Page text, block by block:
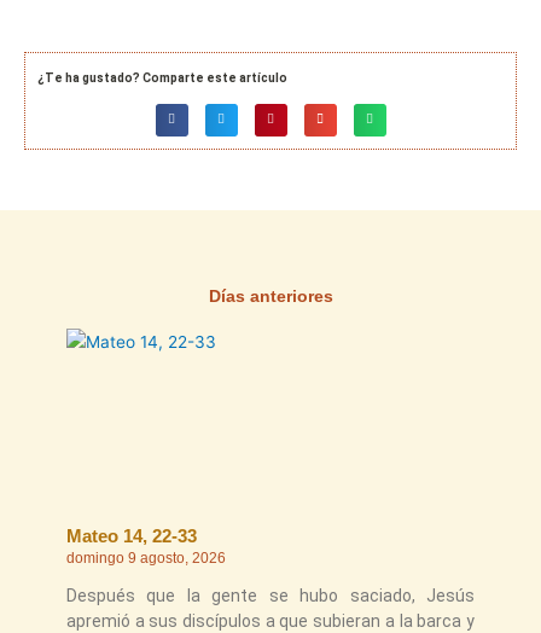
¿Te ha gustado? Comparte este artículo
Días anteriores
Mateo 14, 22-33
domingo 9 agosto, 2026
Después que la gente se hubo saciado, Jesús
apremió a sus discípulos a que subieran a la barca y
Página